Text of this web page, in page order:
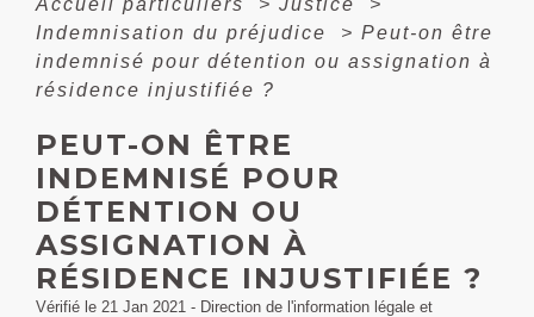
Accueil particuliers > Justice
>
Indemnisation du préjudice
> Peut-on être
indemnisé pour détention ou assignation à
résidence injustifiée ?
PEUT-ON ÊTRE
INDEMNISÉ POUR
DÉTENTION OU
ASSIGNATION À
RÉSIDENCE INJUSTIFIÉE ?
Vérifié le 21 Jan 2021 - Direction de l'information légale et